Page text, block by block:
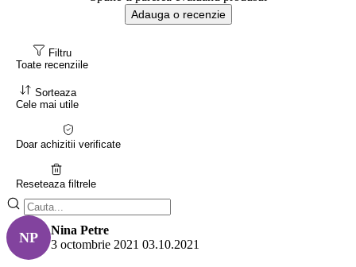
Adauga o recenzie
Filtru
Toate recenziile
Sorteaza
Cele mai utile
Doar achizitii verificate
Reseteaza filtrele
NP
Nina Petre
3 octombrie 2021 03.10.2021